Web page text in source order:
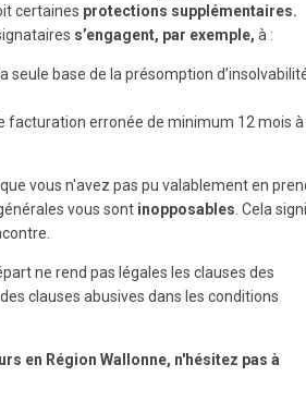
certaines protections supplémentaires.
s’engagent, par exemple, à :
base de la présomption
facturation erronée de minimum 12 mois à
vous n'avez pas pu valablement en
vous sont inopposables . Cela
ne rend pas légales les clauses des
clauses abusives dans les conditions
en Région Wallonne, n'hésitez pas à